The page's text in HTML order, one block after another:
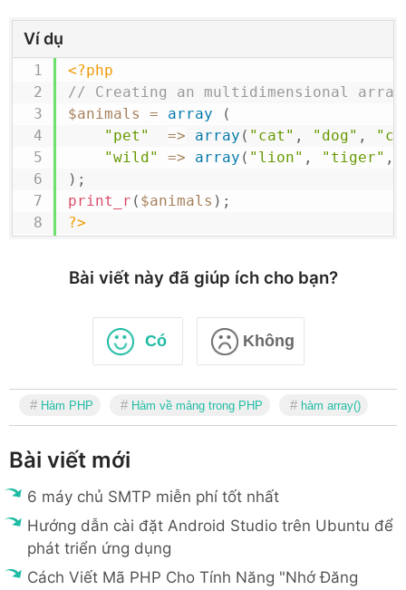
Ví dụ
<?php
// Creating an multidimensional array
$animals
= array
(
"pet"
=> array ( "cat" , "dog" ,
"wild"
=> array ( "lion" , "tiger" ,
) ;
print_r ( $animals ) ;
?>
Bài viết này đã giúp ích cho bạn?
Có Không
Hàm PHP Hàm về mảng trong PHP hàm array()
Bài viết mới
6 máy chủ SMTP miễn phí tốt nhất
Hướng dẫn cài đặt Android Studio trên Ubuntu để
phát triển ứng dụng
Cách Viết Mã PHP Cho Tính Năng "Nhớ Đăng